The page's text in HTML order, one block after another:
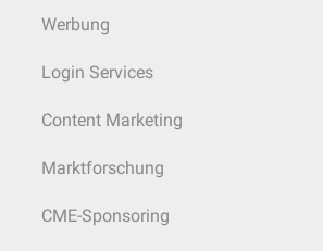
Werbung
Login Services
Content Marketing
Marktforschung
CME-Sponsoring